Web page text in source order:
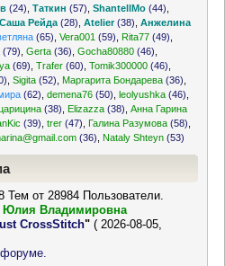
(24) ,Таткин (57) ,ShantellMo (44)
Саша Рейда (28) ,Atelier(38) ,Анжелина
(65) ,Vera001 (59) Rita77 (49)
(79) ,Gerta (36) ,Gocha80880 (46)
(69) ,Trafer (60) ,Tomik300000 (46)
,Sigita (52) Маргарита Бондарева (36)
(62) ,demena76 (50) ,leolyushka (46)
(38) Elizazza (38) ,Анна Гарина
(39) ,trer (47) Галина Разумова (58)
(36) Nataly Shteyn (53)
Тем от 28984 Пользователи.
Юлия Владимировна
CrossStitch" ( 2026-08-05,